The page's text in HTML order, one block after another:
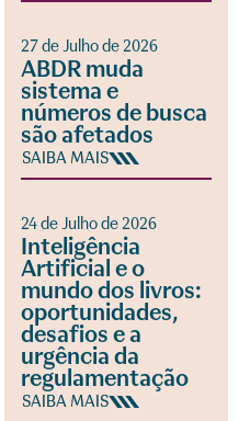
27 de Julho de 2026
ABDR muda
sistema e
números de busca
são afetados
SAIBA MAIS
24 de Julho de 2026
Inteligência
Artificial e o
mundo dos livros:
oportunidades,
desafios e a
urgência da
regulamentação
SAIBA MAIS